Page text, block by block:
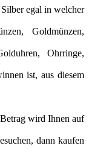
egal in welcher
Goldmünzen,
Ohrringe,
ist, aus diesem
wird Ihnen auf
dann kaufen